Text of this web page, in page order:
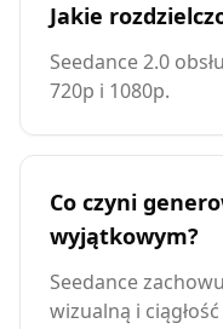
Jakie
Seedance 2.0
720p i 1080p.
Co czyni
wyjątkowym?
Seedance
wizualną i